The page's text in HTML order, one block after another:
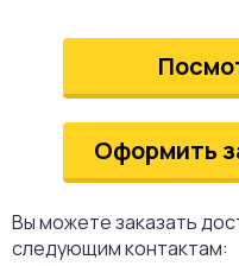
Оформить
Вы можете заказать
следующим контактам: